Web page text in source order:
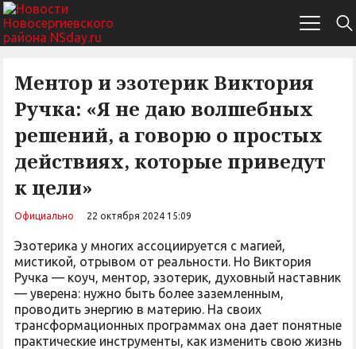
Ментор и эзотерик Виктория
Ручка: «Я не даю волшебных
решений, а говорю о простых
действиях, которые приведут
к цели»
Официально 22 октября 2024 15:09
Эзотерика у многих ассоциируется с магией,
мистикой, отрывом от реальности. Но Виктория
Ручка — коуч, ментор, эзотерик, духовный наставник
— уверена: нужно быть более заземленным,
проводить энергию в материю. На своих
трансформационных программах она дает понятные
практические инструменты, как изменить свою жизнь